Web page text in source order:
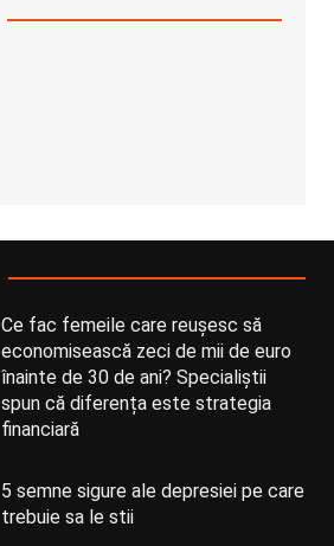
Ce fac femeile care reușesc să
economisească zeci de mii de euro
înainte de 30 de ani? Specialiștii
spun că diferența este strategia
financiară
5 semne sigure ale depresiei pe care
trebuie sa le stii